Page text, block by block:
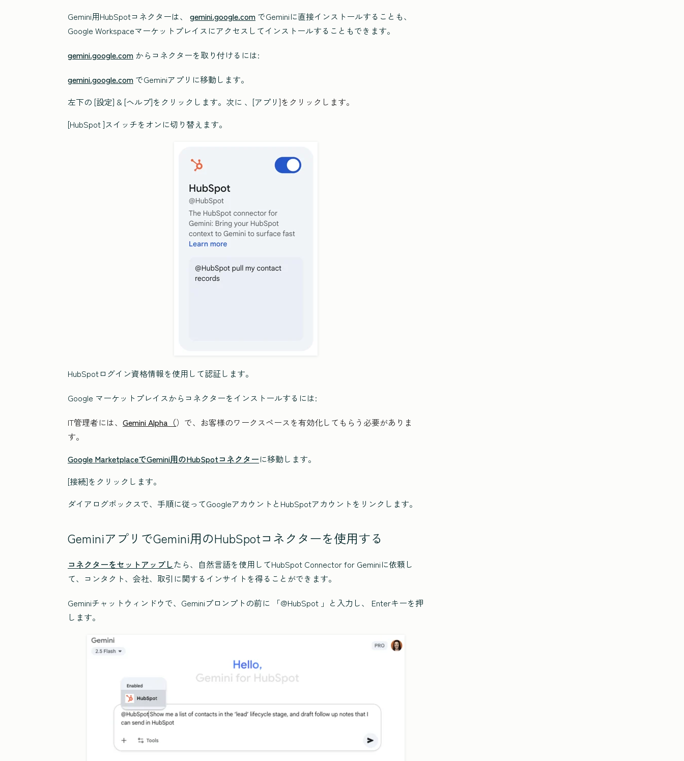
Gemini用HubSpotコネクターは、 gemini.google.com でGeminiに直接インストールすることも、
Google Workspaceマーケットプレイスにアクセスしてインストールすることもできます。
gemini.google.com からコネクターを取り付けるには:
gemini.google.com でGeminiアプリに移動します。
左下の [設定] & [ヘルプ]をクリックします。次に 、[アプリ ]をクリックします。
[HubSpot]スイッチをオンに切り替えます。
HubSpotログイン資格情報を使用して認証します。
Google マーケットプレイスからコネクターをインストールするには:
IT管理者には、 Gemini Alpha（）で、お客様のワークスペースを有効化してもらう必要がありま
す。
Google MarketplaceでGemini用のHubSpotコネクターに移動します。
[接続]をクリックします。
ダイアログボックスで、手順に従ってGoogleアカウントとHubSpotアカウントをリンクします。
GeminiアプリでGemini用のHubSpotコネクターを使用する
コネクターをセットアップしたら、自然言語を使用してHubSpot Connector for Geminiに依頼し
て、コンタクト、会社、取引に関するインサイトを得ることができます。
Geminiチャットウィンドウで、Geminiプロンプトの前に
「@HubSpot 」と入力し、 Enterキーを押
します。